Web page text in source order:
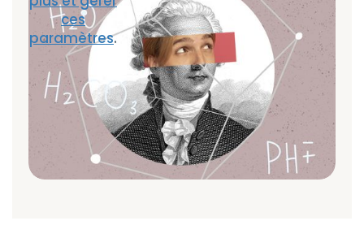
ces
paramètres.